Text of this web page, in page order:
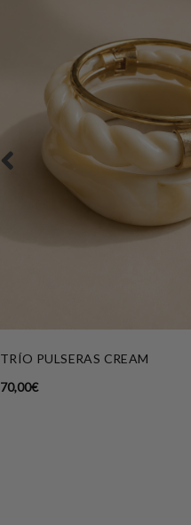
TRÍO PULSERAS CREAM
70,00€